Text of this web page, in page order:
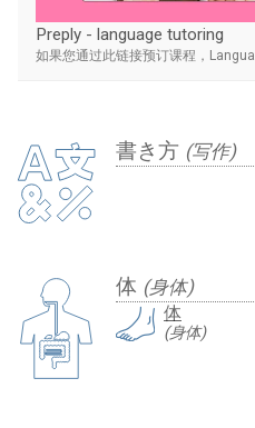
書き方 (写作)
体 (身体)
体
(身体)
Preply - language tutoring
如果您通过此链接预订课程，